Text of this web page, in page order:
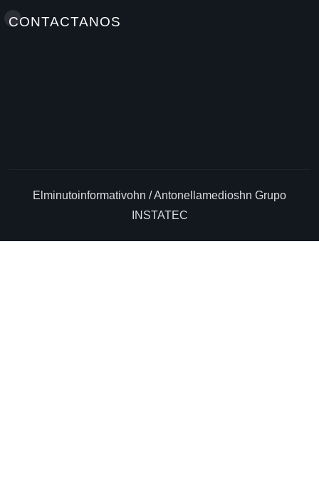
CONTACTANOS
Elminutoinformativohn / Antonellamedioshn Grupo
INSTATEC